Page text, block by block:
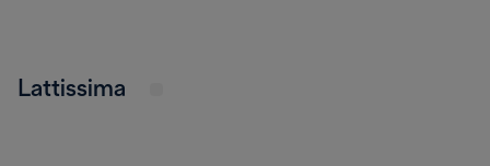
Lattissima